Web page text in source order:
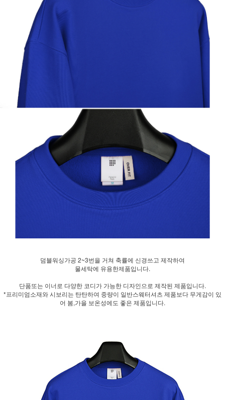
덤블워싱가공 2~3번을 거쳐 축률에 신경쓰고 제작하여
물세탁에 유용한제품입니다.
단품또는 이너로 다양한 코디가 가능한 디자인으로 제작된 제품입니다.
*프리미엄소재와 시보리는 탄탄하여 중량이 일반스웨터셔츠 제품보다 무게감이 있
어 봄,가을 보온성에도 좋은 제품입니다.